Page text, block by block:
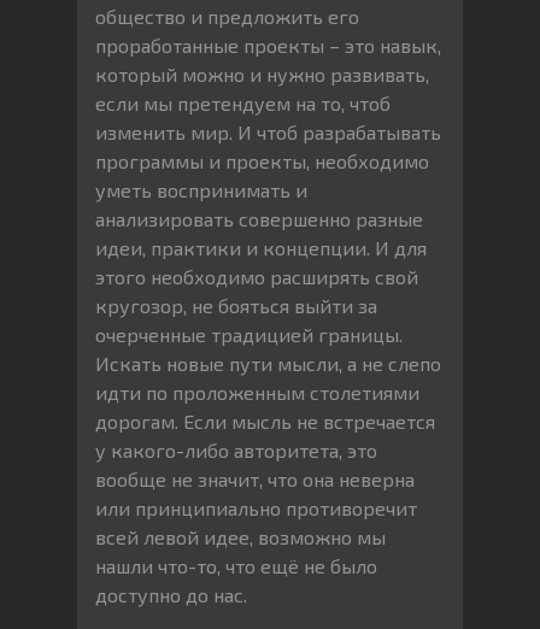
общество и предложить его
проработанные проекты – это навык,
который можно и нужно развивать,
если мы претендуем на то, чтоб
изменить мир. И чтоб разрабатывать
программы и проекты, необходимо
уметь воспринимать и
анализировать совершенно разные
идеи, практики и концепции. И для
этого необходимо расширять свой
кругозор, не бояться выйти за
очерченные традицией границы.
Искать новые пути мысли, а не слепо
идти по проложенным столетиями
дорогам. Если мысль не встречается
у какого-либо авторитета, это
вообще не значит, что она неверна
или принципиально противоречит
всей левой идее, возможно мы
нашли что-то, что ещё не было
доступно до нас.